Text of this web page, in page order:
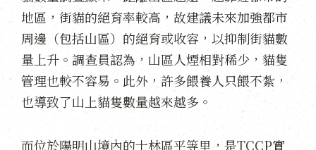
地區，街貓的絕育率較高，故建議未來加強都市
周邊（包括山區）的絕育或收容，以抑制街貓數
量上升。調查員認為，山區人煙相對稀少，貓隻
管理也較不容易。此外，許多餵養人只餵不紮，
也導致了山上貓隻數量越來越多。
而位於陽明山境內的士林區平等里，是TCCP實